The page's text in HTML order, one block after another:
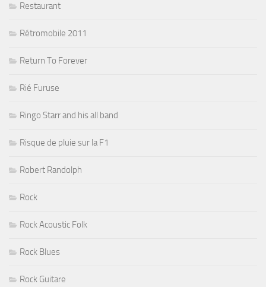
Restaurant
Rétromobile 2011
Return To Forever
Rié Furuse
Ringo Starr and his all band
Risque de pluie sur la F1
Robert Randolph
Rock
Rock Acoustic Folk
Rock Blues
Rock Guitare